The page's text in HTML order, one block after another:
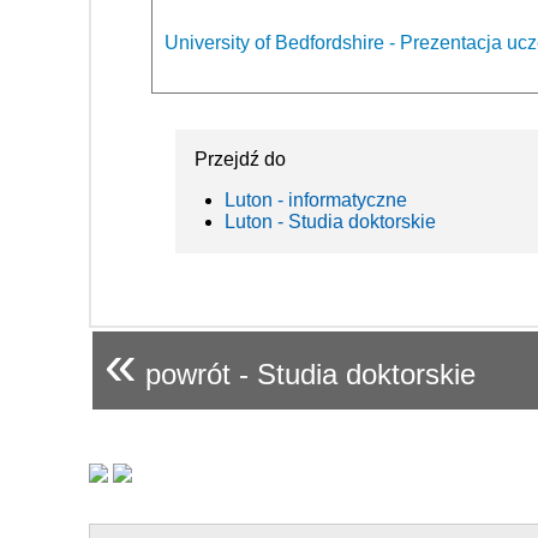
University of Bedfordshire - Prezentacja
Przejdź do
Luton - informatyczne
Luton - Studia doktorskie
« powrót - Studia doktorskie